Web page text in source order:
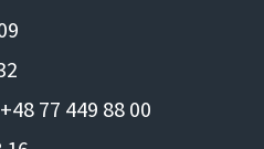
77 449 88 00